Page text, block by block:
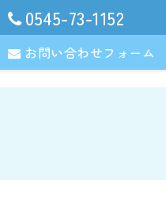
0545-73-1152
お問い合わせフォーム